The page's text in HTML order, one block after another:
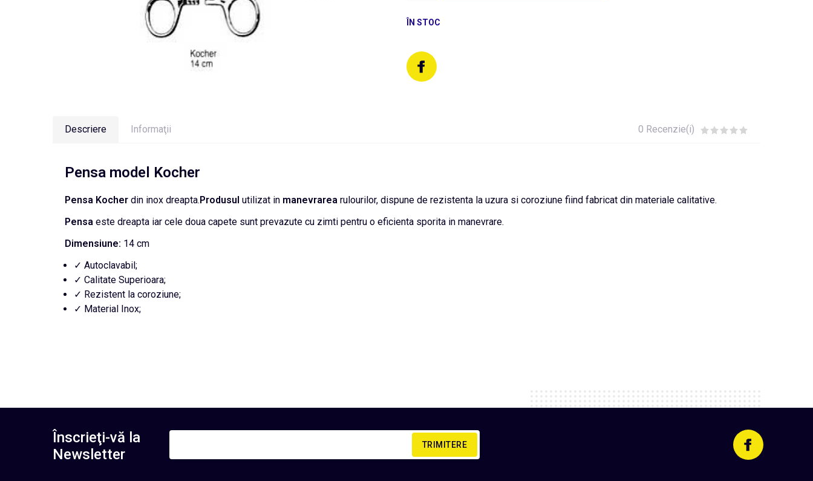
ÎN STOC
Descriere Informaţii 0 Recenzie(i)
Pensa model Kocher
Pensa Kocher din inox dreapta.Produsul utilizat in manevrarea rulourilor, dispune de rezistenta la uzura si coroziune fiind fabricat din materiale calitative.
Pensa este dreapta iar cele doua capete sunt prevazute cu zimti pentru o eficienta sporita in manevrare.
Dimensiune: 14 cm
✓ Autoclavabil;
✓ Calitate Superioara;
✓ Rezistent la coroziune;
✓ Material Inox;
Înscrieţi-vă la
Newsletter
TRIMITERE